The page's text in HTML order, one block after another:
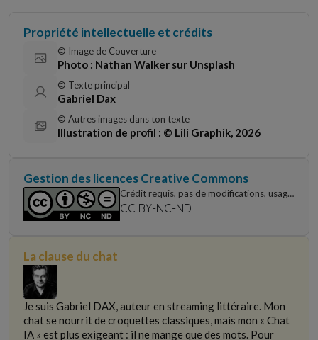
Propriété intellectuelle et crédits
© Image de Couverture
Photo : Nathan Walker sur Unsplash
© Texte principal
Gabriel Dax
© Autres images dans ton texte
Illustration de profil : © Lili Graphik, 2026
Gestion des licences Creative Commons
Crédit requis, pas de modifications, usage
non commercial uniquement
CC BY-NC-ND
La clause du chat
Je suis Gabriel DAX, auteur en streaming littéraire. Mon
chat se nourrit de croquettes classiques, mais mon « Chat
IA » est plus exigeant : il ne mange que des mots. Pour